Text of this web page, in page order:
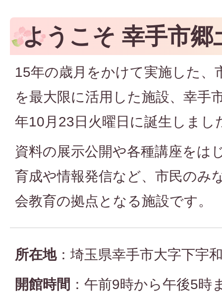
ようこそ 幸手市郷
15年の歳月をかけて実施した、
を最大限に活用した施設、幸手
年10月23日火曜日に誕生しまし
資料の展示公開や各種講座をは
育成や情報発信など、市民のみ
会教育の拠点となる施設です。
所在地：埼玉県幸手市大字下宇
開館時間 ：午前9時から午後5時